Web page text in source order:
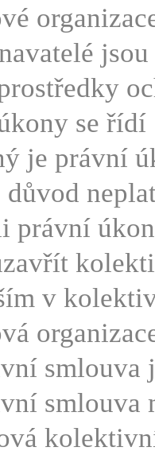
se řídí
je právní
právní
v
smlouva
smlouva